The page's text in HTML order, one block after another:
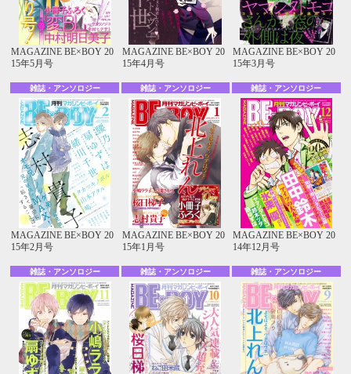
MAGAZINE BE×BOY 20
15年5月号
MAGAZINE BE×BOY 20
15年4月号
MAGAZINE BE×BOY 20
15年3月号
雑誌・アンソロジー
MAGAZINE BE×BOY 20
15年2月号
雑誌・アンソロジー
MAGAZINE BE×BOY 20
15年1月号
雑誌・アンソロジー
MAGAZINE BE×BOY 20
14年12月号
雑誌・アンソロジー 雑誌・アンソロジー 雑誌・アンソロジー